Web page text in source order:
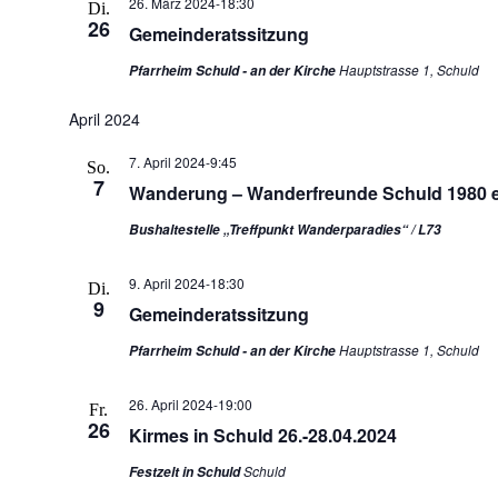
Di.
26 Gemeinderatssitzung
Pfarrheim Schuld - an der KircheHauptstrasse 1, Schuld
April 2024
So.
7 Wanderung – Wanderfreunde Schuld 1980
7. April 2024-9:45
Bushaltestelle „Treffpunkt Wanderparadies“ / L73
Di.
9 Gemeinderatssitzung
9. April 2024-18:30
Pfarrheim Schuld - an der KircheHauptstrasse 1, Schuld
Fr.
26 Kirmes in Schuld 26.-28.04.2024
26. April 2024-19:00
Festzelt in SchuldSchuld